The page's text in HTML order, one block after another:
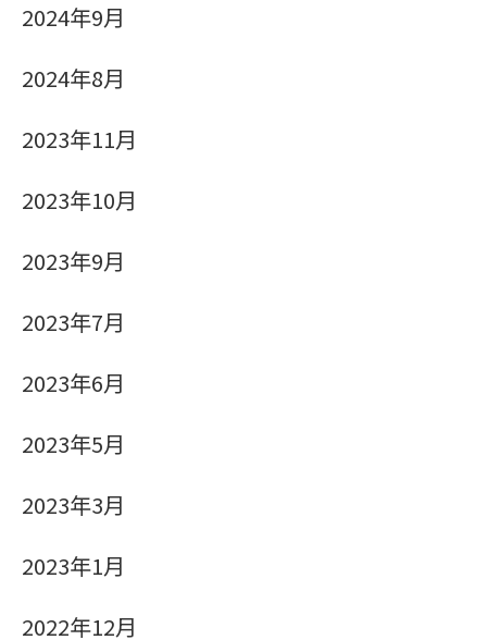
2024年9月
2024年8月
2023年11月
2023年10月
2023年9月
2023年7月
2023年6月
2023年5月
2023年3月
2023年1月
2022年12月